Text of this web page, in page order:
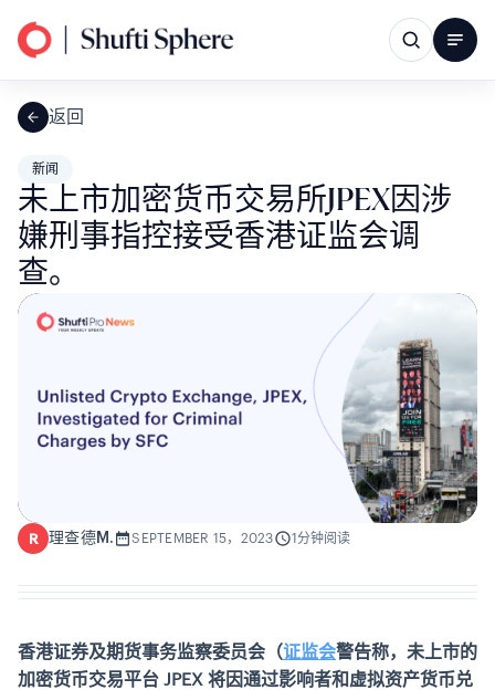
返回
新闻
未上市加密货币交易所JPEX因涉
嫌刑事指控接受香港证监会调
查。
R 理查德M. SEPTEMBER 15，2023 1分钟阅读
香港证券及期货事务监察委员会（证监会警告称，未上市的
加密货币交易平台 JPEX 将因通过影响者和虚拟资产货币兑